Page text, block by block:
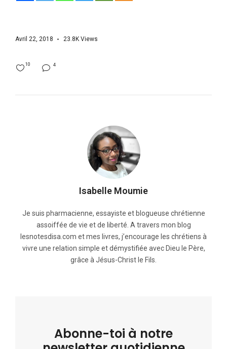
Avril 22, 2018 23.8K Views
4
10
Isabelle Moumie
Je suis pharmacienne, essayiste et blogueuse chrétienne
assoiffée de vie et de liberté. A travers mon blog
lesnotesdisa.com et mes livres, j’encourage les chrétiens à
vivre une relation simple et démystifiée avec Dieu le Père,
grâce à Jésus-Christ le Fils.
Abonne-toi à notre